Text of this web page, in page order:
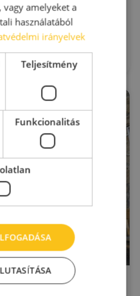
amelyeket a
használatából
irányelvek
Teljesítmény
Funkcionalitás